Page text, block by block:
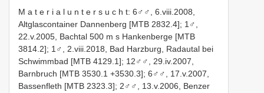
M a t e r i a l u n t e r s u c h t: 6♂♂, 6.viii.2008,
Altglascontainer Dannenberg [MTB 2832.4]; 1♂,
22.v.2005, Bachtal 500 m s Hankenberge [MTB
3814.2]; 1♂, 2.viii.2018, Bad Harzburg, Radautal bei
Schwimmbad [MTB 4129.1]; 12♂♂, 29.iv.2007,
Barnbruch [MTB 3530.1 +3530.3]; 6♂♂, 17.v.2007,
Bassenfleth [MTB 2323.3]; 2♂♂, 13.v.2006, Benzer